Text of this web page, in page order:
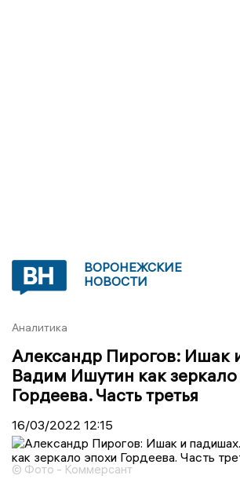
ВОРОНЕЖСКИЕ
НОВОСТИ
Аналитика
Александр Пирогов: Ишак
Вадим Ишутин как зеркало
Гордеева. Часть третья
16/03/2022 12:15
© Фото - Коммерсант